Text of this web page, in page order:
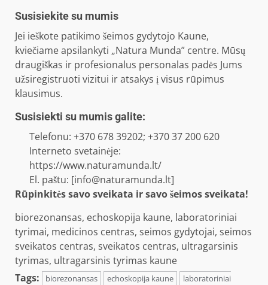
Susisiekite su mumis
Jei ieškote patikimo šeimos gydytojo Kaune,
kviečiame apsilankyti „Natura Munda” centre. Mūsų
draugiškas ir profesionalus personalas padės Jums
užsiregistruoti vizitui ir atsakys į visus rūpimus
klausimus.
Susisiekti su mumis galite:
Telefonu: +370 678 39202; +370 37 200 620
Interneto svetainėje:
https://www.naturamunda.lt/
El. paštu: [info@naturamunda.lt]
Rūpinkitės savo sveikata ir savo šeimos sveikata!
biorezonansas, echoskopija kaune, laboratoriniai
tyrimai, medicinos centras, seimos gydytojai, seimos
sveikatos centras, sveikatos centras, ultragarsinis
tyrimas, ultragarsinis tyrimas kaune
Tags:
biorezonansas echoskopija kaune
laboratoriniai